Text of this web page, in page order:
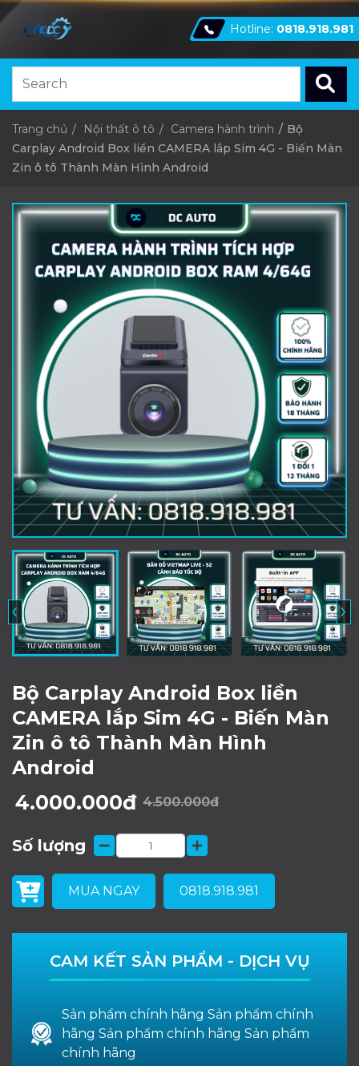
Hotline: 0818.918.981
Trang chủ Nội thất ô tô Camera hành trình
Bộ
Carplay Android Box liền CAMERA lắp Sim 4G - Biến Màn
Zin ô tô Thành Màn Hình Android
‹ ›
Bộ Carplay Android Box liền
CAMERA lắp Sim 4G - Biến Màn
Zin ô tô Thành Màn Hình
Android
4.000.000đ 4.500.000đ
Số lượng
MUA NGAY 0818.918.981
CAM KẾT SẢN PHẨM - DỊCH VỤ
Sản phẩm chính hãng Sản phẩm chính
hãng Sản phẩm chính hãng Sản phẩm
chính hãng